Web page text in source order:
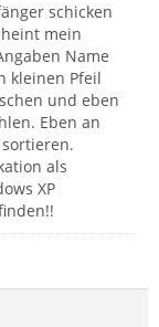
schicken
mein
Name
kleinen Pfeil
und eben
Eben an
als
XP